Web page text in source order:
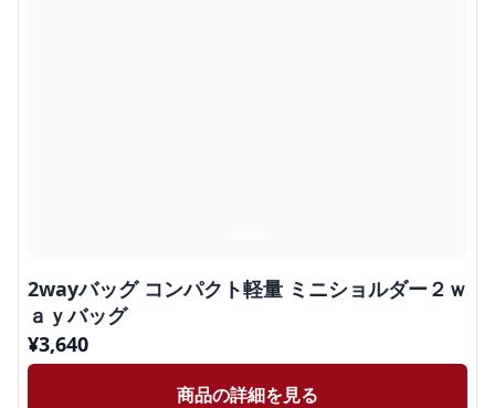
2wayバッグ コンパクト軽量 ミニショルダー２ｗ
ａｙバッグ
¥3,640
商品の詳細を見る